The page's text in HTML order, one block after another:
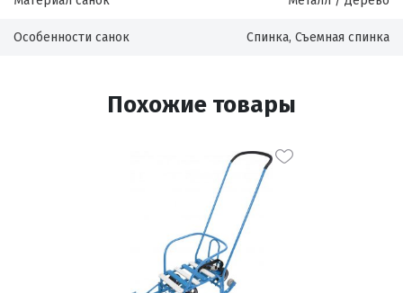
Особенности санок Спинка, Съемная спинка
Похожие товары